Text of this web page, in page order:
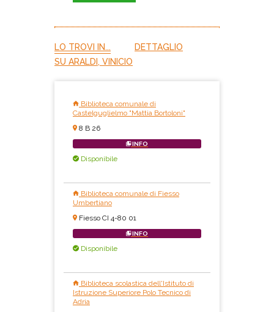
LO TROVI IN...
DETTAGLIO
SU ARALDI, VINICIO
Biblioteca comunale di
Castelguglielmo "Mattia Bortoloni"
8 B 26
INFO
Disponibile
Biblioteca comunale di Fiesso
Umbertiano
Fiesso CI 4-80 01
INFO
Disponibile
Biblioteca scolastica dell'Istituto di
Istruzione Superiore Polo Tecnico di
Adria